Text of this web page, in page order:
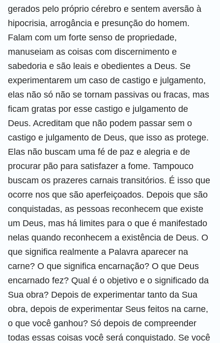
gerados pelo próprio cérebro e sentem aversão à
hipocrisia, arrogância e presunção do homem.
Falam com um forte senso de propriedade,
manuseiam as coisas com discernimento e
sabedoria e são leais e obedientes a Deus. Se
experimentarem um caso de castigo e julgamento,
elas não só não se tornam passivas ou fracas, mas
ficam gratas por esse castigo e julgamento de
Deus. Acreditam que não podem passar sem o
castigo e julgamento de Deus, que isso as protege.
Elas não buscam uma fé de paz e alegria e de
procurar pão para satisfazer a fome. Tampouco
buscam os prazeres carnais transitórios. É isso que
ocorre nos que são aperfeiçoados. Depois que são
conquistadas, as pessoas reconhecem que existe
um Deus, mas há limites para o que é manifestado
nelas quando reconhecem a existência de Deus. O
que significa realmente a Palavra aparecer na
carne? O que significa encarnação? O que Deus
encarnado fez? Qual é o objetivo e o significado da
Sua obra? Depois de experimentar tanto da Sua
obra, depois de experimentar Seus feitos na carne,
o que você ganhou? Só depois de compreender
todas essas coisas você será conquistado. Se você